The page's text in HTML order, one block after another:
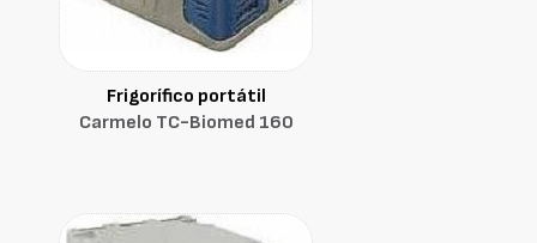
Frigorífico portátil
Carmelo TC-Biomed 160